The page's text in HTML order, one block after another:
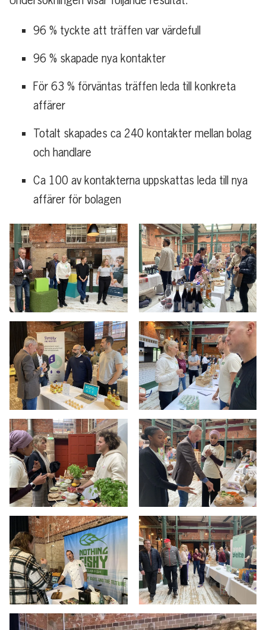
96 % tyckte att träffen var värdefull
96 % skapade nya kontakter
För 63 % förväntas träffen leda till konkreta
affärer
Totalt skapades ca 240 kontakter mellan bolag
och handlare
Ca 100 av kontakterna uppskattas leda till nya
affärer för bolagen